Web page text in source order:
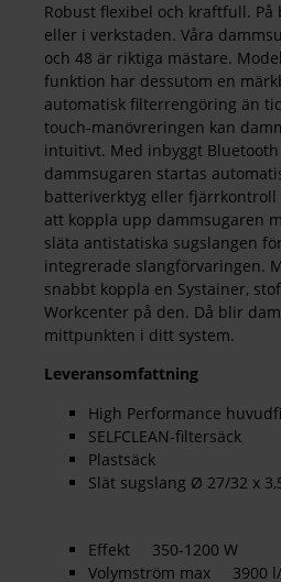
Robust flexibel och kraftfull. På
eller i verkstaden. Våra
och 48 är riktiga mästare.
funktion har dessutom en
automatisk filterrengöring än
touch-manövreringen kan
intuitivt. Med inbyggt
dammsugaren startas
batteriverktyg eller fjärrkontroll
att koppla upp dammsugaren
släta antistatiska sugslangen
integrerade slangförvaringen.
snabbt koppla en Systainer,
Workcenter på den. Då blir
mittpunkten i ditt system.
Leveransomfattning
High Performance
SELFCLEAN-filtersäck
Plastsäck
Slät sugslang Ø 27/32 x
Effekt 350-1200 W
Volymström max 3900